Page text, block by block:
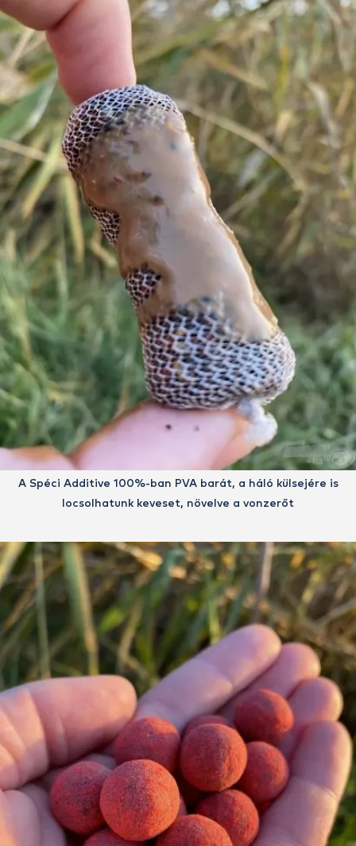
A Spéci Additive 100%-ban PVA barát, a háló külsejére is
locsolhatunk keveset, növelve a vonzerőt